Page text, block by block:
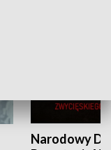
Narodowy